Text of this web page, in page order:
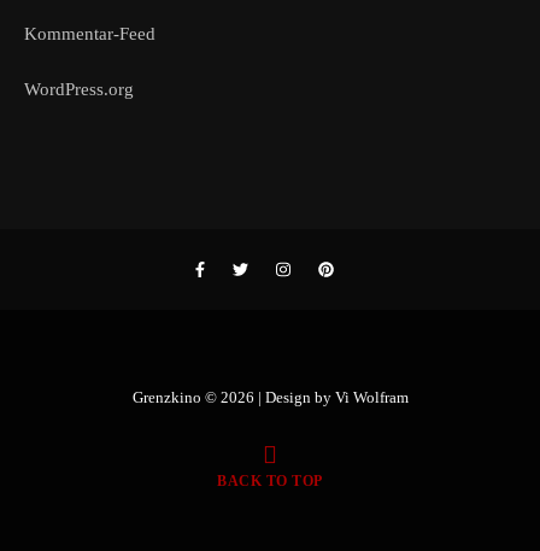
Kommentar-Feed
WordPress.org
Grenzkino © 2026 | Design by Vi Wolfram
BACK TO TOP